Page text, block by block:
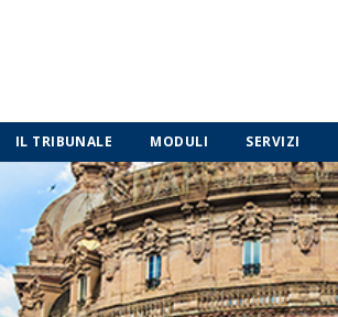
IL TRIBUNALE MODULI SERVIZI